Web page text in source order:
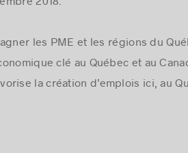
2018.
les PME et les régions du
clé au Québec et au
la création d’emplois ici, au